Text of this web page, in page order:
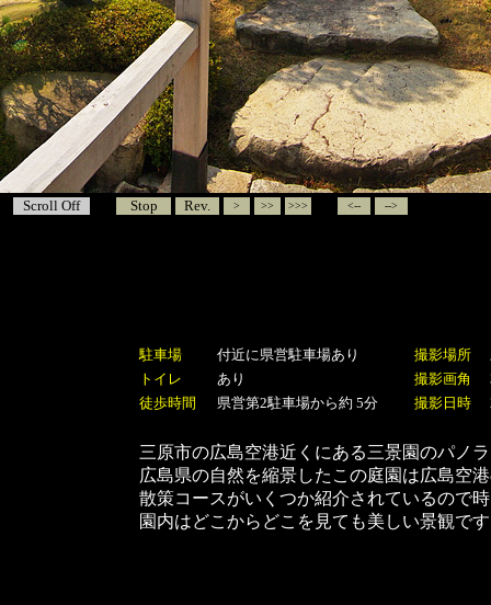
Scroll Off Stop Rev. > >> >>> <-- -->
駐車場 付近に県営駐車場あり 撮影場所
トイレ
あり 撮影画角
徒歩時間
県営第2駐車場から約 5分 撮影日時
三原市の広島空港近くにある三景園のパノ
広島県の自然を縮景したこの庭園は広島空
散策コースがいくつか紹介されているので
園内はどこからどこを見ても美しい景観で